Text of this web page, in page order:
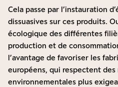
Cela passe par l’instauration
dissuasives sur ces produits.
écologique des différentes
production et de
l’avantage de favoriser les
européens, qui respectent des
environnementales plus